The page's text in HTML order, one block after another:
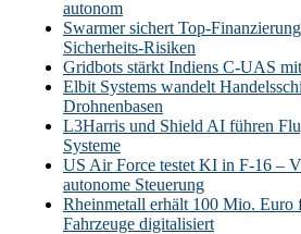
autonom
Swarmer sichert Top-
Sicherheits-Risiken
Gridbots stärkt Indiens C-UAS
Elbit Systems wandelt
Drohnenbasen
L3Harris und Shield AI führen
Systeme
US Air Force testet KI in F-16 –
autonome Steuerung
Rheinmetall erhält 100 Mio.
Fahrzeuge digitalisiert